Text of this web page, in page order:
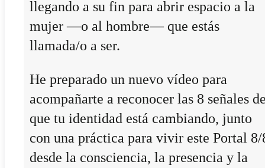
llegando a su fin para abrir espacio a la
mujer —o al hombre— que estás
llamada/o a ser.
He preparado un nuevo vídeo para
acompañarte a reconocer las 8 señales
que tu identidad está cambiando, junto
con una práctica para vivir este Portal 8/
desde la consciencia, la presencia y la